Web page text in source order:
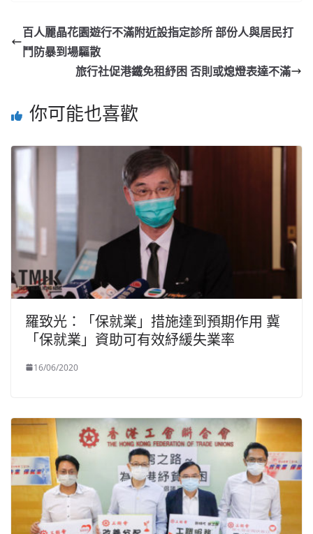
百人麗晶花園遊行不滿附近設指定診所 部份人與居民打
鬥防暴到場驅散
旅行社促港鐵免租紓困 否則或熄燈表達不滿
你可能也喜歡
羅致光：「保就業」措施達到預期作用 冀
「保就業」資助可有效紓緩失業率
16/06/2020